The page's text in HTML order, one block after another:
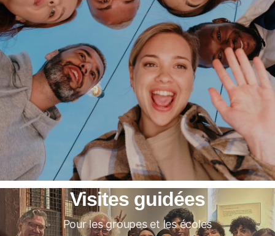
Visites guidées
Pour les groupes et les écoles